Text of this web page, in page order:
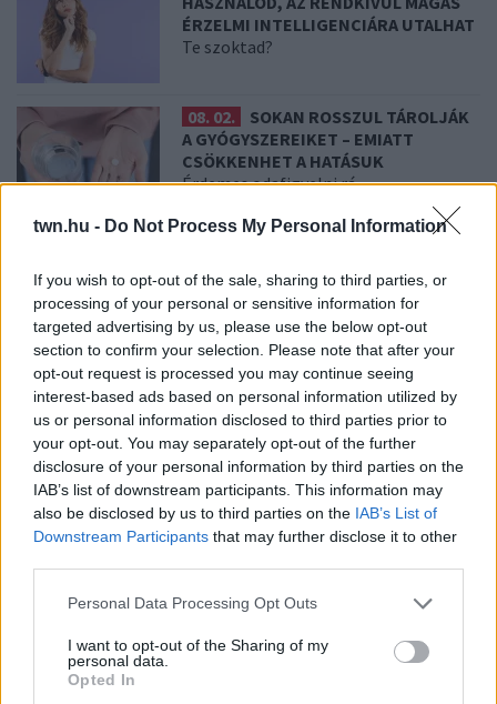
twn.hu - Do Not Process My Personal Information
If you wish to opt-out of the sale, sharing to third parties, or
processing of your personal or sensitive information for
targeted advertising by us, please use the below opt-out
section to confirm your selection. Please note that after your
opt-out request is processed you may continue seeing
interest-based ads based on personal information utilized by
us or personal information disclosed to third parties prior to
your opt-out. You may separately opt-out of the further
disclosure of your personal information by third parties on the
IAB’s list of downstream participants. This information may
also be disclosed by us to third parties on the IAB’s List of
Downstream Participants that may further disclose it to other
Please note that this website/app uses one or more Google
not limited to your visit or usage behaviour. You may click to
grant or deny consent to Google and its third-party tags to
use your data for below specified purposes in below Google
Personal Data Processing Opt Outs
I want to opt-out of the Sharing of my
personal data.
Opted In
ÉRZELMI INTELLIGENCIÁRA UTALHAT
Te szoktad?
08. 02.
SOKAN ROSSZUL TÁROLJÁK
A GYÓGYSZEREIKET – EMIATT
CSÖKKENHET A HATÁSUK
Érdemes odafigyelni rá
VITAMINHIÁNY – ILYEN JELEKRE FIGYELJ
Erre figyelj!
07. 31.
NEM A CITROMSAV, AZ ECET VAGY A
SZÓDABIKARBÓNA A LEGERŐSEBB: EZT HASZNÁLJÁK A
SZÁLLODÁKBAN A VÍZKŐ ELLEN
Ez a szer tényleg eltünteti a vízkövet
07. 31.
HAGYD A SÓT: EGY CSIPET EBBŐL A FŐZŐVÍZBE,
ÉS SOKKAL FINOMABB LESZ A FŐTT KRUMPLI
Titkos hozzávaló
07. 31.
EZZEL LOCSOLD HETENTE EGYSZER: KÉTSZER
ANNYI VIRÁGOT HOZ MAJD A MUSKÁTLI, HA EZT CSINÁLOD
24 ÓRA TOVÁBBI HÍREI